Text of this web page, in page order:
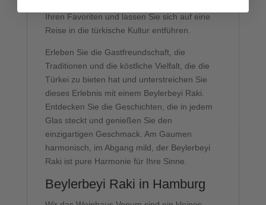
Ihren Favoriten und lassen Sie sich auf eine
Reise in die türkische Kultur entführen.
Erleben Sie die Gastfreundschaft, die
Traditionen und die köstliche Vielfalt, die die
Türkei zu bieten hat und unterstreichen Sie
dieses Erlebnis mit einem Beylerbeyi Raki.
Entdecken Sie die Geschichten, die in jedem
Glas steckt und genießen Sie den
einzigartigen Geschmack. Am Gaumen
harmonisch, im Abgang mild, der Beylerbeyi
Raki ist pure Harmonie für Ihre Sinne.
Beylerbeyi Raki in Hamburg